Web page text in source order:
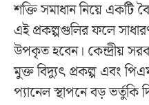
শক্তি সমাধান নিয়ে একটি
এই প্রকল্পগুলির ফলে
উপকৃত হবেন। কেন্দ্রীয়
মুক্ত বিদ্যুৎ প্রকল্প এবং
প্যানেল স্থাপনে বড় ভর্তুকি